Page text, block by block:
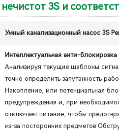
3S и
Умный канализационный насос 3S
Интеллектуальная анти-
Анализируя текущие шаблоны
точно определить запутанность
Накопление, или потенциальная
предупреждения и, при
отключает питание, чтобы
из-за посторонних предметов